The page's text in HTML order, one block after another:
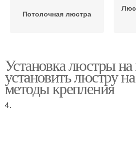
Потолочная люстра
Люстры к потолку
Установка люстры
установить люстру
методы крепления
4.